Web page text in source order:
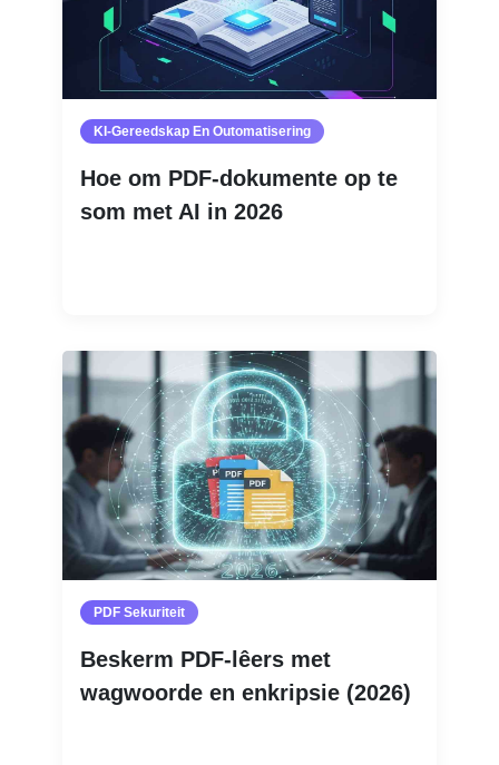
KI-Gereedskap En Outomatisering
Hoe om PDF-dokumente op te
som met AI in 2026
PDF Sekuriteit
Beskerm PDF-lêers met
wagwoorde en enkripsie (2026)